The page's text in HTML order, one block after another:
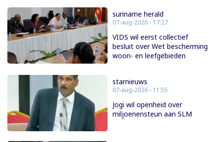
suriname herald
07-aug-2026 - 17:27
VIDS wil eerst collectief
besluit over Wet bescherming
woon- en leefgebieden
starnieuws
07-aug-2026 - 11:55
Jogi wil openheid over
miljoenensteun aan SLM